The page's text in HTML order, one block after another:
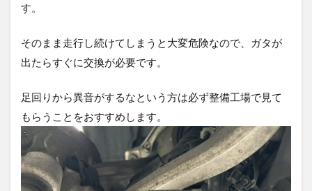
す。
そのまま走行し続けてしまうと大変危険なので、ガタが
出たらすぐに交換が必要です。
足回りから異音がするなという方は必ず整備工場で見て
もらうことをおすすめします。